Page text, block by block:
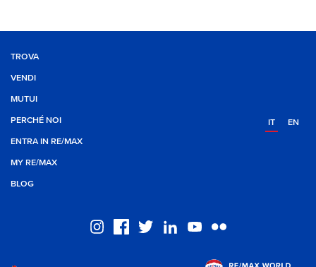
TROVA
VENDI
MUTUI
PERCHÉ NOI
ENTRA IN RE/MAX
MY RE/MAX
BLOG
IT EN